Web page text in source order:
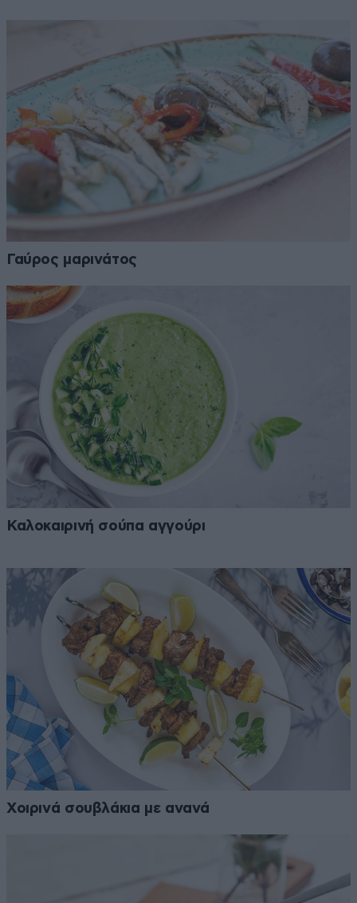
Γαύρος μαρινάτος
Καλοκαιρινή σούπα αγγούρι
Χοιρινά σουβλάκια με ανανά